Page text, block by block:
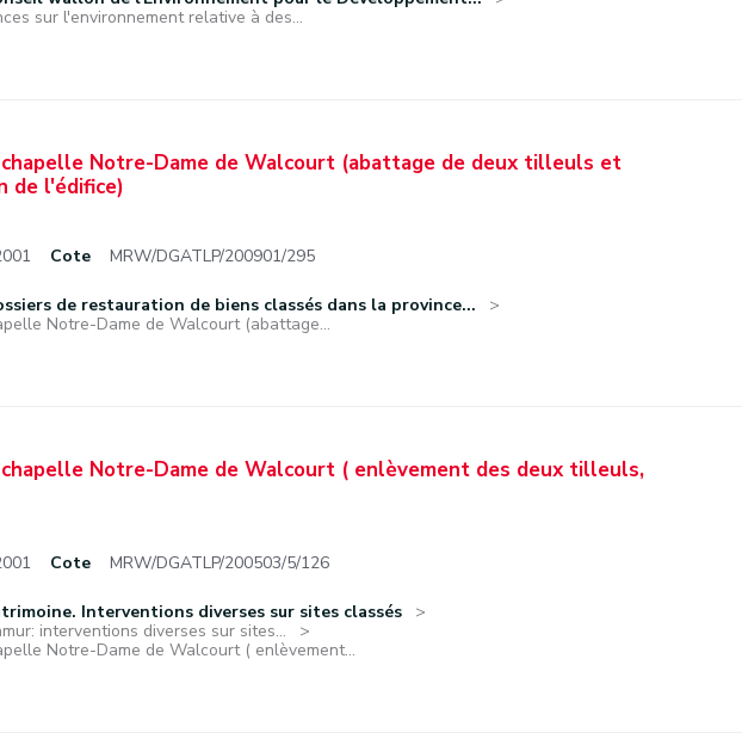
sur l'environnement relative à des...
Notre-Dame de Walcourt (abattage de deux tilleuls et
de l'édifice)
Cote MRW/DGATLP/200901/295
de restauration de biens classés dans la province...
Notre-Dame de Walcourt (abattage...
Notre-Dame de Walcourt ( enlèvement des deux tilleuls,
Cote MRW/DGATLP/200503/5/126
Interventions diverses sur sites classés
interventions diverses sur sites...
Notre-Dame de Walcourt ( enlèvement...